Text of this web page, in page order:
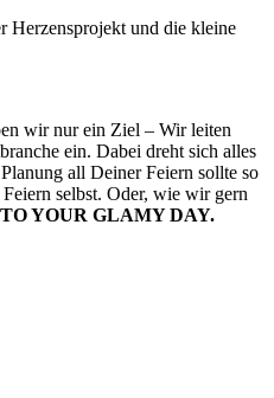
und die kleine
wir nur ein Ziel – Wir leiten
ein. Dabei dreht sich alles
all Deiner Feiern sollte so
selbst. Oder, wie wir gern
YOUR GLAMY DAY.